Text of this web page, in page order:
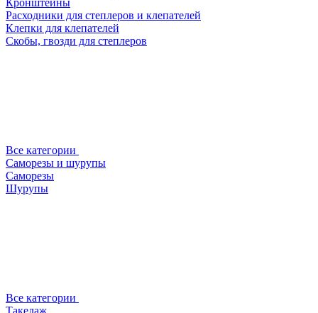
Кронштейны
Расходники для степлеров и клепателей
Клепки для клепателей
Скобы, гвозди для степлеров
Все категории
Саморезы и шурупы
Саморезы
Шурупы
Все категории
Такелаж